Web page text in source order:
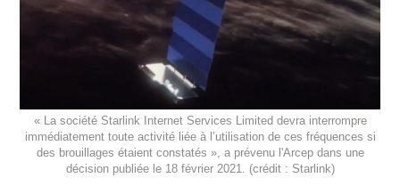
« La société Starlink Internet Services Limited devra interrompre
immédiatement toute activité liée à l’utilisation de ces fréquences si
des brouillages étaient constatés », a prévenu l'Arcep dans une
décision publiée le 18 février 2021. (crédit : Starlink)